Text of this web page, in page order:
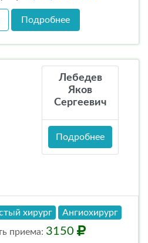
Подробнее
Лебедев
Яков
Сергеевич
Подробнее
хирург Ангиохирург
приема: 3150